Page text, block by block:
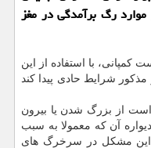
رگ برآمدگی در مغز
كمپانی، با استفاده از این
شرایط حادی پیدا كند
است از بزرگ شدن یا بیرون
آن كه معمولا به سبب
این مشكل در سرخرگ های